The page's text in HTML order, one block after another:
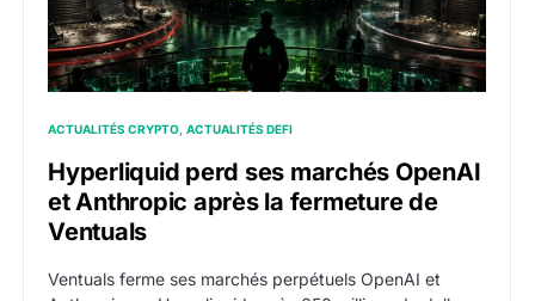
ACTUALITÉS CRYPTO ACTUALITÉS DEFI
Hyperliquid perd ses marchés OpenAI
et Anthropic après la fermeture de
Ventuals
Ventuals ferme ses marchés perpétuels OpenAI et